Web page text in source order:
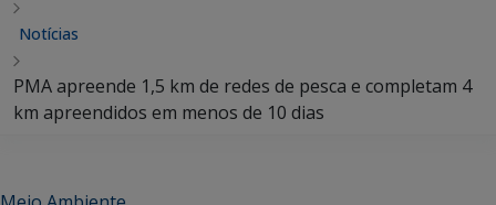
Notícias
PMA apreende 1,5 km de redes de pesca e completam 4
km apreendidos em menos de 10 dias